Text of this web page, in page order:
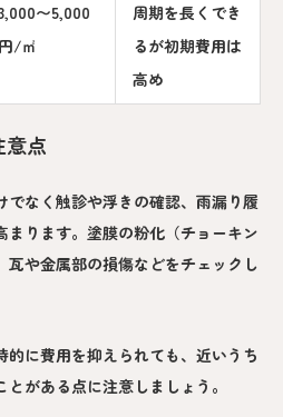
〜5,000
円/㎡
周期を長くでき
るが初期費用は
高め
意点
でなく触診や浮きの確認、雨漏り履
まります。塗膜の粉化（チョーキン
瓦や金属部の損傷などをチェックし
的に費用を抑えられても、近いうち
がある点に注意しましょう。